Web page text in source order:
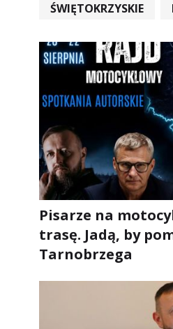
ŚWIĘTOKRZYSKIE
Pisarze na
trasę. Jadą, by
Tarnobrzega